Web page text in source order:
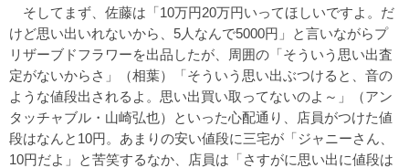
そしてまず、佐藤は「10万円20万円いってほしいですよ。だ
けど思い出いれないから、5人なんで5000円」と言いながらプ
リザーブドフラワーを出品したが、周囲の「そういう思い出査
定がないからさ」（相葉）「そういう思い出ぶつけると、音の
ような値段出されるよ。思い出買い取ってないのよ～」（アン
タッチャブル・山崎弘也）といった心配通り、店員がつけた値
段はなんと10円。あまりの安い値段に三宅が「ジャニーさん、
10円だよ」と苦笑するなか、店員は「さすがに思い出に値段は